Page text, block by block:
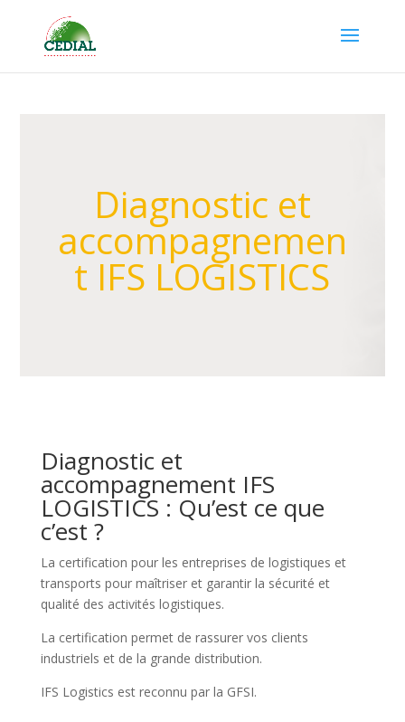
Diagnostic et
accompagnemen
t IFS LOGISTICS
Diagnostic et
accompagnement IFS
LOGISTICS : Qu’est ce que
c’est ?
La certification pour les entreprises de logistiques et
transports pour maîtriser et garantir la sécurité et
qualité des activités logistiques.
La certification permet de rassurer vos clients
industriels et de la grande distribution.
IFS Logistics est reconnu par la GFSI.